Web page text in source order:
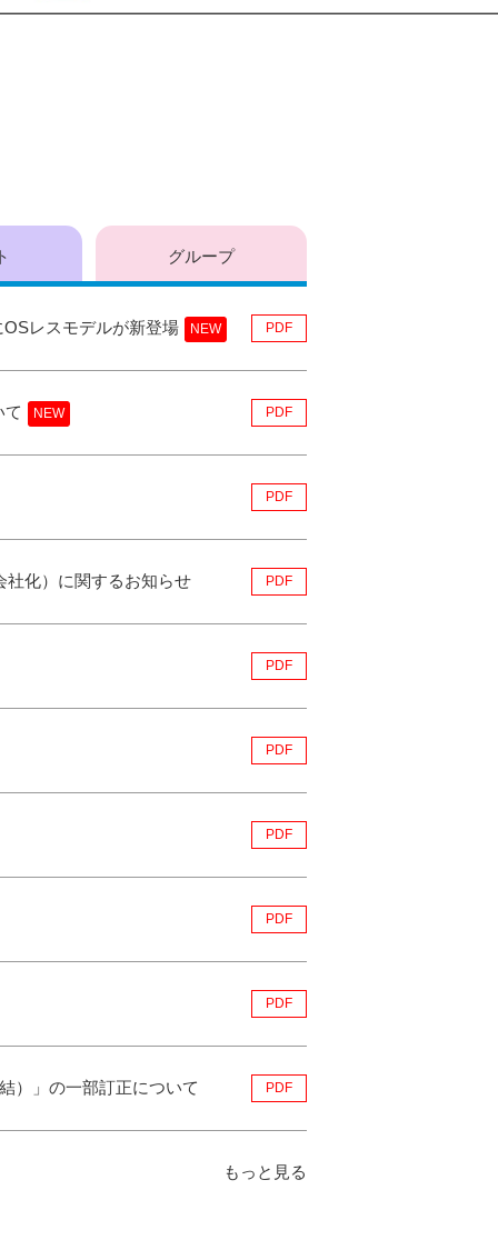
グループ
レスモデルが新登場 PDF
て PDF
PDF
社化）に関するお知らせ PDF
PDF
PDF
PDF
PDF
PDF
）」の一部訂正について PDF
もっと見る